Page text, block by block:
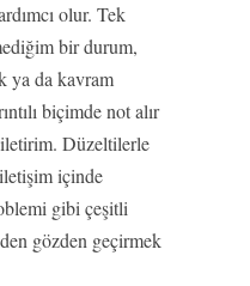
olur. Tek
bir durum,
ya da kavram
biçimde not alır
iletirim. Düzeltilerle
içinde
gibi çeşitli
gözden geçirmek